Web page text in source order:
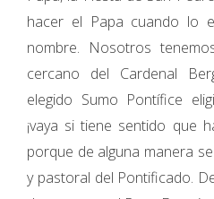
hacer el Papa cuando lo
nombre. Nosotros
cercano del Cardenal
elegido Sumo Pontífice
¡vaya si tiene sentido que
porque de alguna manera
y pastoral del Pontificado.